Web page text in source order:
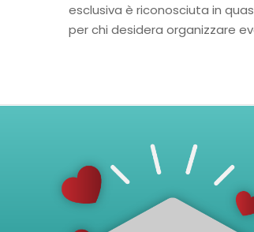
esclusiva è riconosciuta in
per chi desidera organizzare